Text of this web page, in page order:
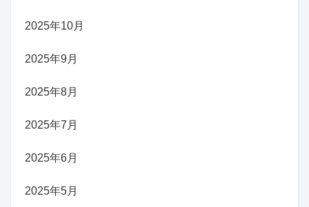
2025年10月
2025年9月
2025年8月
2025年7月
2025年6月
2025年5月